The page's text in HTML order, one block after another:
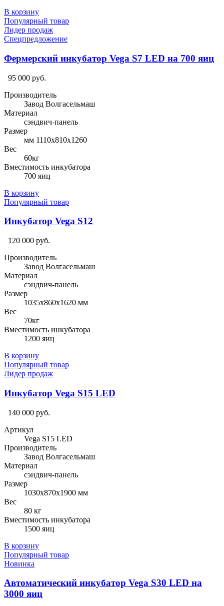
В корзину
Популярный товар
Лидер продаж
Спецпредложение
Фермерский инкубатор Vega S7 LED на 700 яиц
95 000 руб.
Производитель
Завод Волгасельмаш
Материал
сэндвич-панель
Размер
мм 1110х810х1260
Вес
60кг
Вместимость инкубатора
700 яиц
В корзину
Популярный товар
Инкубатор Vega S12
120 000 руб.
Производитель
Завод Волгасельмаш
Материал
сэндвич-панель
Размер
1035х860х1620 мм
Вес
70кг
Вместимость инкубатора
1200 яиц
В корзину
Популярный товар
Лидер продаж
Инкубатор Vega S15 LED
140 000 руб.
Артикул
Vega S15 LED
Производитель
Завод Волгасельмаш
Материал
сэндвич-панель
Размер
1030х870х1900 мм
Вес
80 кг
Вместимость инкубатора
1500 яиц
В корзину
Популярный товар
Новинка
Автоматический инкубатор Vega S30 LED на
3000 яиц